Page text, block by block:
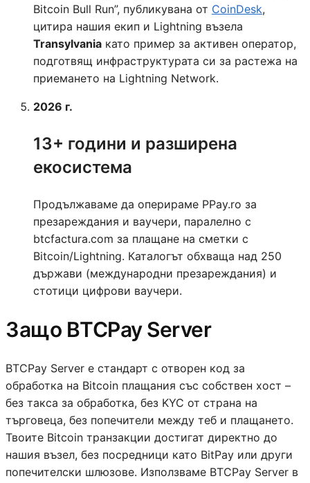
Bitcoin Bull Run”, публикувана от CoinDesk,
цитира нашия екип и Lightning възела
Transylvania като пример за активен оператор,
подготвящ инфраструктурата си за растежа на
приемането на Lightning Network.
2026 г.
13+ години и разширена
екосистема
Продължаваме да оперираме PPay.ro за
презареждания и ваучери, паралелно с
btcfactura.com за плащане на сметки с
Bitcoin/Lightning. Каталогът обхваща над 250
държави (международни презареждания) и
стотици цифрови ваучери.
Защо BTCPay Server
BTCPay Server е стандарт с отворен код за
обработка на Bitcoin плащания със собствен хост –
без такса за обработка, без KYC от страна на
търговеца, без попечители между теб и плащането.
Твоите Bitcoin транзакции достигат директно до
нашия възел, без посредници като BitPay или други
попечителски шлюзове. Използваме BTCPay Server в